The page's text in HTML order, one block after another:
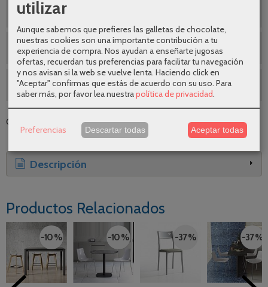
¿Te ayudamos a elegir ?
Envíos gratuitos
SEGUNDAS REBAJAS AGOSTO
Categoría: Tags:|Comentarios
Descripción
Productos Relacionados
-10 % -10 % -37 % -37 %
utilizar
Aunque sabemos que prefieres las galletas de chocolate,
nuestras cookies son una importante contribución a tu
experiencia de compra. Nos ayudan a enseñarte jugosas
ofertas, recuerdan tus preferencias para facilitar tu navegación
y nos avisan si la web se vuelve lenta. Haciendo click en
"Aceptar" confirmas que estás de acuerdo con su uso. Para
saber más, por favor lea nuestrapolítica de privacidad
Preferencias Descartar todas Aceptar todas